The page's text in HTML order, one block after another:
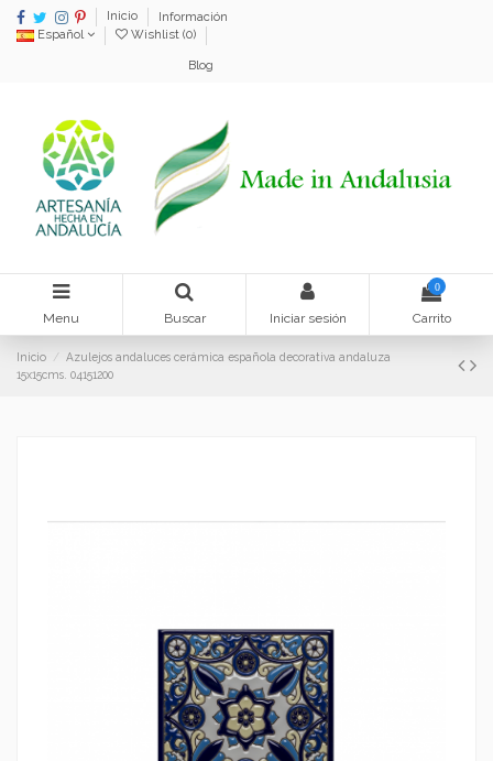
Inicio
Información
Español
Wishlist (0)
Blog
Menu Buscar Iniciar sesión
0
Carrito
Inicio
Azulejos andaluces cerámica española decorativa andaluza
15x15cms. 04151200